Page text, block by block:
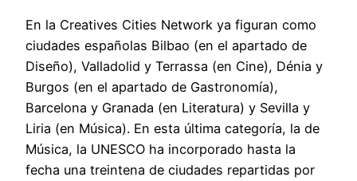
En la Creatives Cities Network ya figuran como
ciudades españolas Bilbao (en el apartado de
Diseño), Valladolid y Terrassa (en Cine), Dénia y
Burgos (en el apartado de Gastronomía),
Barcelona y Granada (en Literatura) y Sevilla y
Liria (en Música). En esta última categoría, la de
Música, la UNESCO ha incorporado hasta la
fecha una treintena de ciudades repartidas por